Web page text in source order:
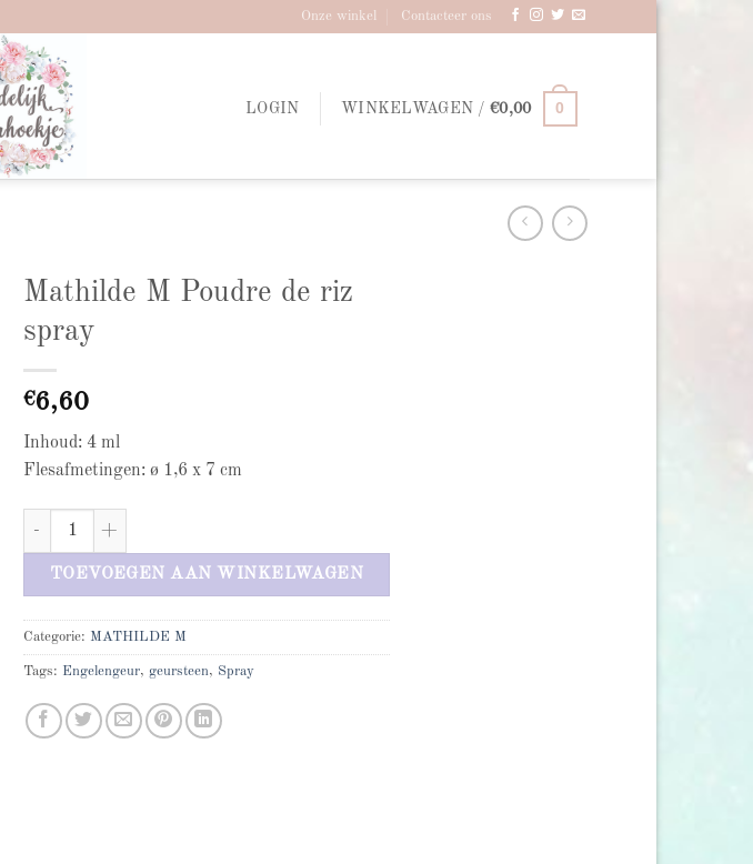
Onze winkel Contacteer ons
LOGIN WINKELWAGEN /€0,00 0
Mathilde M Poudre de riz
spray
€6,60
Inhoud: 4 ml
Flesafmetingen: ø 1,6 x 7 cm
Mathilde M Poudre de riz spray aantal
TOEVOEGEN AAN WINKELWAGEN
Categorie: MATHILDE M
Tags: Engelengeur, geursteen, Spray